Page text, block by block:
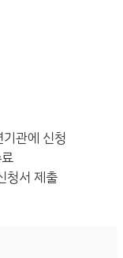
관에 신청
청서 제출